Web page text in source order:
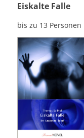
Eiskalte Falle
bis zu 13 Personen